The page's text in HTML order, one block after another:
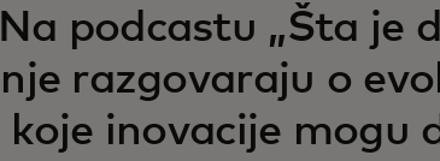
podcastu „Šta je
razgovaraju o
inovacije mogu